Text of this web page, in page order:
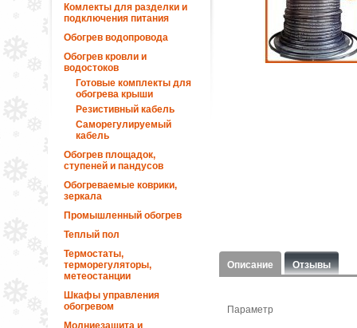
Комлекты для разделки и
подключения питания
Обогрев водопровода
Обогрев кровли и
водостоков
Готовые комплекты для
обогрева крыши
Резистивный кабель
Саморегулируемый
кабель
Обогрев площадок,
ступеней и пандусов
Обогреваемые коврики,
зеркала
Промышленный обогрев
Теплый пол
Термостаты,
терморегуляторы,
метеостанции
Шкафы управления
обогревом
Молниезащита и
Описание Отзывы
Параметр